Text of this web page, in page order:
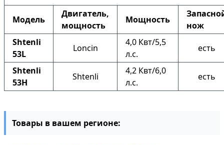
Модель
Двигатель,
мощность
Мощность
нож
Shtenli
53L
Loncin
4,0 Квт/5,5
л.с.
есть
Shtenli
53H
Shtenli
4,2 Квт/6,0
л.с.
есть
Товары в вашем регионе: